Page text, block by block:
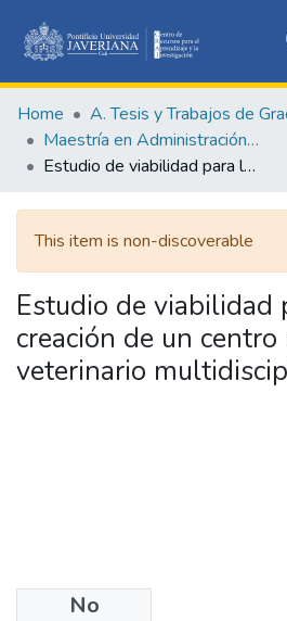
&
Home A. Tesis y Trabajos de
Maestría en Administración de Empresas
Estudio de viabilidad para la creación de un centro médico veterinario multidisciplinario
This item is non-discoverable
Estudio de viabilidad
creación de un centro
veterinario
No